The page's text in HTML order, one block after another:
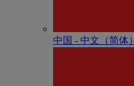
中国 - 中⽂（简体）